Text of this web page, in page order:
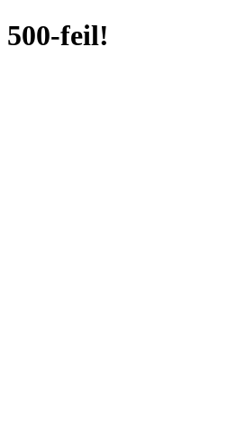
500-feil!